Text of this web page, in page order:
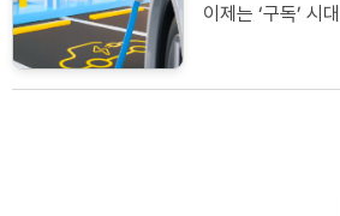
이제는 ‘구독’ 시대